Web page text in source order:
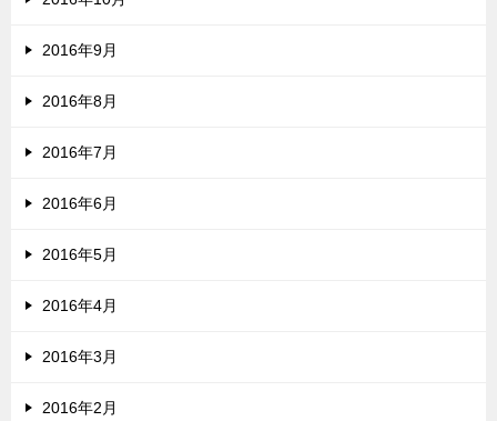
2016年9月
2016年8月
2016年7月
2016年6月
2016年5月
2016年4月
2016年3月
2016年2月